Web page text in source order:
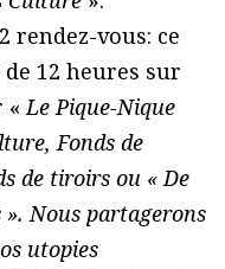
rendez-vous: ce
12 heures sur
«Le Pique-Nique
Fonds de
de tiroirs ou « De
». Nous partagerons
utopies